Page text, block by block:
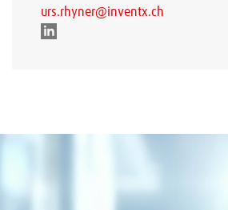
urs.rhyner@inventx.ch